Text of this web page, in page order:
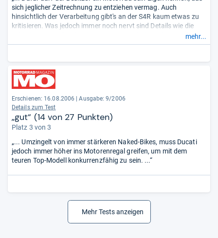
sich jeglicher Zeitrechnung zu entziehen vermag. Auch
hinsichtlich der Verarbeitung gibt's an der S4R kaum etwas zu
kritisieren. Was jedoch immer noch nervt sind Details wie die
schludrigen Steckverbindungen im Bereich des Scheinwerfers,
der ganz nebenbei nicht zu den besonders engagierten
mehr...
Erschienen: 16.08.2006
Ausgabe: 9/2006
Details zum Test
„gut“ (14 von 27 Punkten)
Platz 3 von 3
„... Umzingelt von immer stärkeren Naked-Bikes, muss Ducati
jedoch immer höher ins Motorenregal greifen, um mit dem
teuren Top-Modell konkurrenzfähig zu sein. ...“
Mehr Tests anzeigen